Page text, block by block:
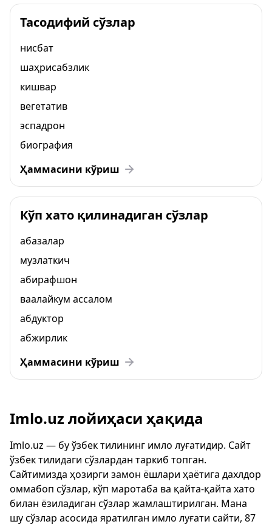
Тасодифий сўзлар
нисбат
шаҳрисабзлик
кишвар
вегетатив
эспадрон
биография
Ҳаммасини кўриш
Кўп хато қилинадиган сўзлар
абазалар
музлаткич
абирафшон
ваалайкум ассалом
абдуктор
абжирлик
Ҳаммасини кўриш
Imlo.uz лойиҳаси ҳақида
Imlo.uz — бу ўзбек тилининг имло луғатидир. Сайт
ўзбек тилидаги сўзлардан таркиб топган.
Сайтимизда ҳозирги замон ёшлари ҳаётига дахлдор
оммабоп сўзлар, кўп маротаба ва қайта-қайта хато
билан ёзиладиган сўзлар жамлаштирилган. Мана
шу сўзлар асосида яратилган имло луғати сайти, 87